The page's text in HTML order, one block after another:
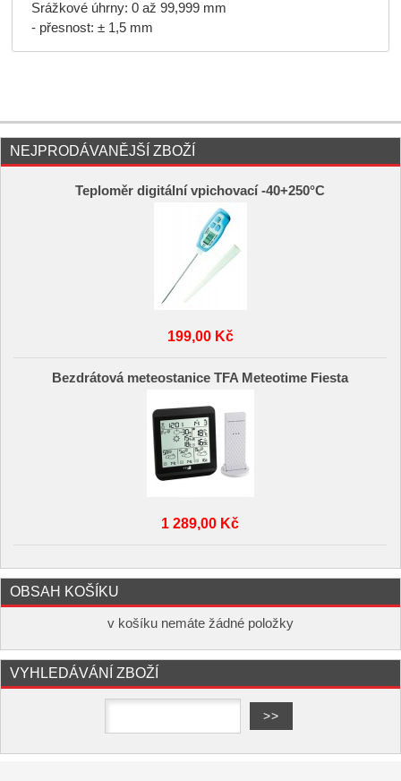
Srážkové úhrny: 0 až 99,999 mm
- přesnost: ± 1,5 mm
NEJPRODÁVANĚJŠÍ ZBOŽÍ
Teploměr digitální vpichovací -40+250°C
199,00 Kč
Bezdrátová meteostanice TFA Meteotime Fiesta
1 289,00 Kč
OBSAH KOŠÍKU
v košíku nemáte žádné položky
VYHLEDÁVÁNÍ ZBOŽÍ